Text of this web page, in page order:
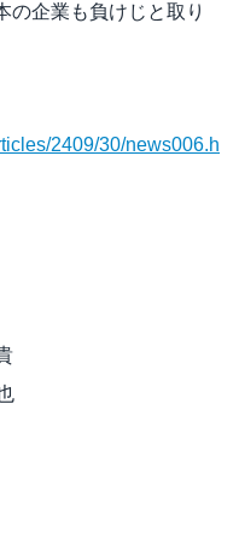
の企業も負けじと取り
2409/30/news006.h